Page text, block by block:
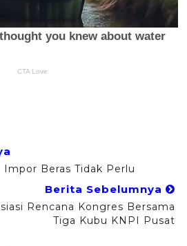
Impor Beras Tidak Perlu
Berita Sebelumnya
Rencana Kongres Bersama
Tiga Kubu KNPI Pusat